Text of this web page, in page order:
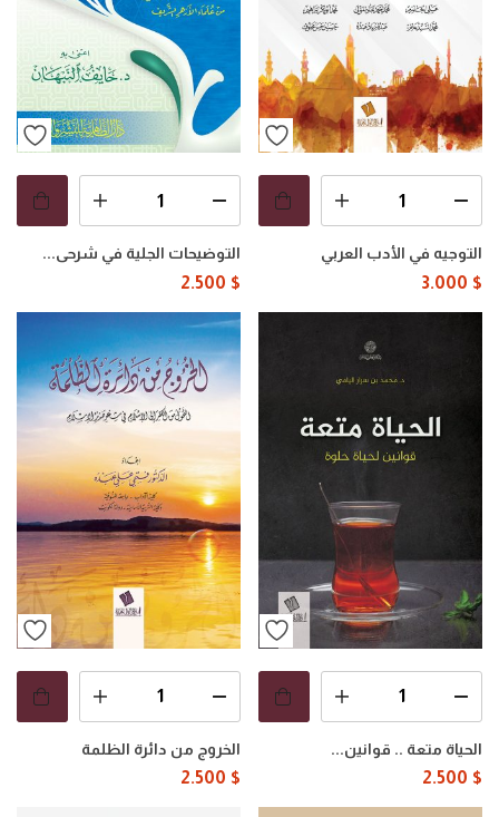
التوجيه في الأدب العربي
3.000 $
التوضيحات الجلية في شرحى...
2.500 $
الحياة متعة .. قوانين...
2.500 $
الخروج من دائرة الظلمة
2.500 $